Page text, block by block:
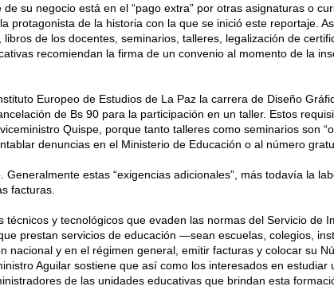
de su negocio está en el “pago extra” por otras asignaturas o
protagonista de la historia con la que se inició este reportaje.
libros de los docentes, seminarios, talleres, legalización de
recomiendan la firma de un convenio al momento de la
Europeo de Estudios de La Paz la carrera de Diseño
de Bs 90 para la participación en un taller. Estos
Quispe, porque tanto talleres como seminarios son
denuncias en el Ministerio de Educación o al número
Generalmente estas “exigencias adicionales”, más todavía la
facturas.
técnicos y tecnológicos que evaden las normas del Servicio de
prestan servicios de educación —sean escuelas, colegios,
nacional y en el régimen general, emitir facturas y colocar su
Aguilar sostiene que así como los interesados en
de las unidades educativas que brindan esta